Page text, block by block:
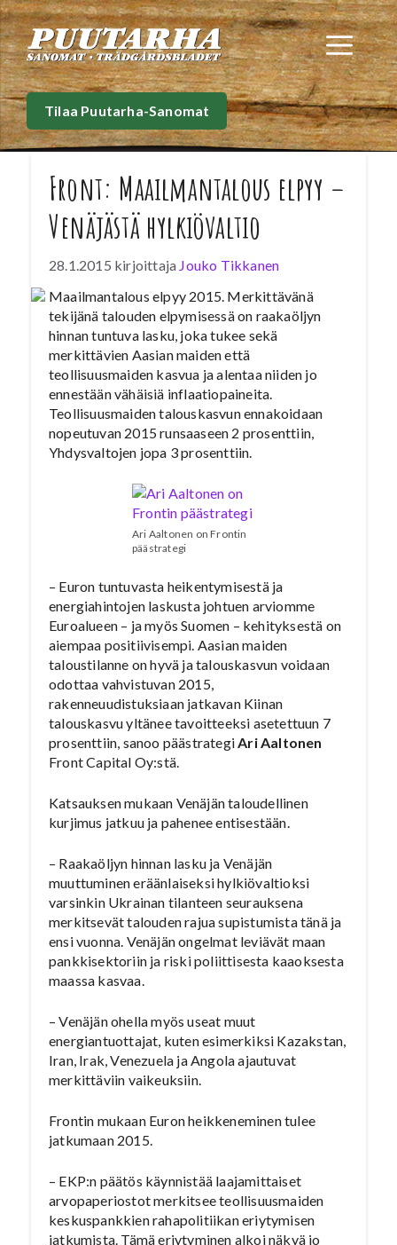
Siirry
sisältöön
Tilaa Puutarha-Sanomat
Front: Maailmantalous elpyy –
Venäjästä hylkiövaltio
28.1.2015 kirjoittaja Jouko Tikkanen
Maailmantalous elpyy 2015. Merkittävänä
tekijänä talouden elpymisessä on raakaöljyn
hinnan tuntuva lasku, joka tukee sekä
merkittävien Aasian maiden että
teollisuusmaiden kasvua ja alentaa niiden jo
ennestään vähäisiä inflaatiopaineita.
Teollisuusmaiden talouskasvun ennakoidaan
nopeutuvan 2015 runsaaseen 2 prosenttiin,
Yhdysvaltojen jopa 3 prosenttiin.
Ari Aaltonen on Frontin
päästrategi
– Euron tuntuvasta heikentymisestä ja
energiahintojen laskusta johtuen arviomme
Euroalueen – ja myös Suomen – kehityksestä on
aiempaa positiivisempi. Aasian maiden
taloustilanne on hyvä ja talouskasvun voidaan
odottaa vahvistuvan 2015,
rakenneuudistuksiaan jatkavan Kiinan
talouskasvu yltänee tavoitteeksi asetettuun 7
prosenttiin, sanoo päästrategiAri Aaltonen
Front Capital Oy:stä.
Katsauksen mukaan Venäjän taloudellinen
kurjimus jatkuu ja pahenee entisestään.
– Raakaöljyn hinnan lasku ja Venäjän
muuttuminen eräänlaiseksi hylkiövaltioksi
varsinkin Ukrainan tilanteen seurauksena
merkitsevät talouden rajua supistumista tänä ja
ensi vuonna. Venäjän ongelmat leviävät maan
pankkisektoriin ja riski poliittisesta kaaoksesta
maassa kasvaa.
– Venäjän ohella myös useat muut
energiantuottajat, kuten esimerkiksi Kazakstan,
Iran, Irak, Venezuela ja Angola ajautuvat
merkittäviin vaikeuksiin.
Frontin mukaan Euron heikkeneminen tulee
jatkumaan 2015.
– EKP:n päätös käynnistää laajamittaiset
arvopaperiostot merkitsee teollisuusmaiden
keskuspankkien rahapolitiikan eriytymisen
jatkumista. Tämä eriytyminen alkoi näkyä jo